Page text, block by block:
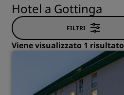
Hotel a Gottinga
FILTRI
Viene visualizzato 1 risultato